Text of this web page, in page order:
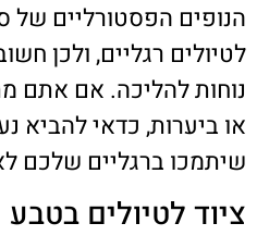
הנופים הפסטורליים של
לטיולים רגליים, ולכן
נוחות להליכה. אם אתם
או ביערות, כדאי להביא
שיתמכו ברגליים שלכם
ציוד לטיולים בטבע